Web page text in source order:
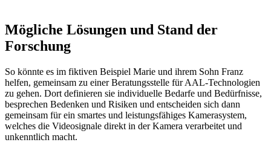
Mögliche Lösungen und Stand der
Forschung
So könnte es im fiktiven Beispiel Marie und ihrem Sohn Franz
helfen, gemeinsam zu einer Beratungsstelle für AAL-Technologien
zu gehen. Dort definieren sie individuelle Bedarfe und Bedürfnisse,
besprechen Bedenken und Risiken und entscheiden sich dann
gemeinsam für ein smartes und leistungsfähiges Kamerasystem,
welches die Videosignale direkt in der Kamera verarbeitet und
unkenntlich macht.